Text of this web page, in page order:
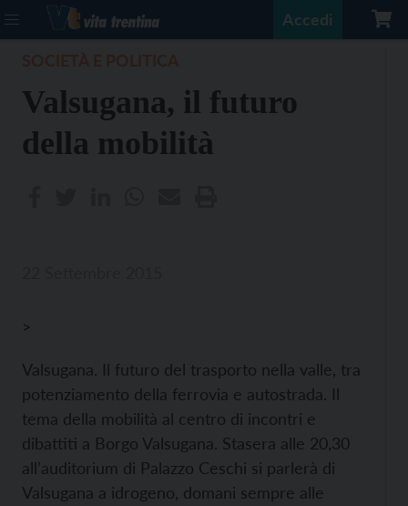
Accedi
Valsugana, il futuro
della mobilità
>
Valsugana. Il futuro del trasporto nella valle, tra
potenziamento della ferrovia e autostrada. Il
tema della mobilità al centro di incontri e
dibattiti a Borgo Valsugana. Stasera alle 20,30
all’auditorium di Palazzo Ceschi si parlerà di
Valsugana a idrogeno, domani sempre alle